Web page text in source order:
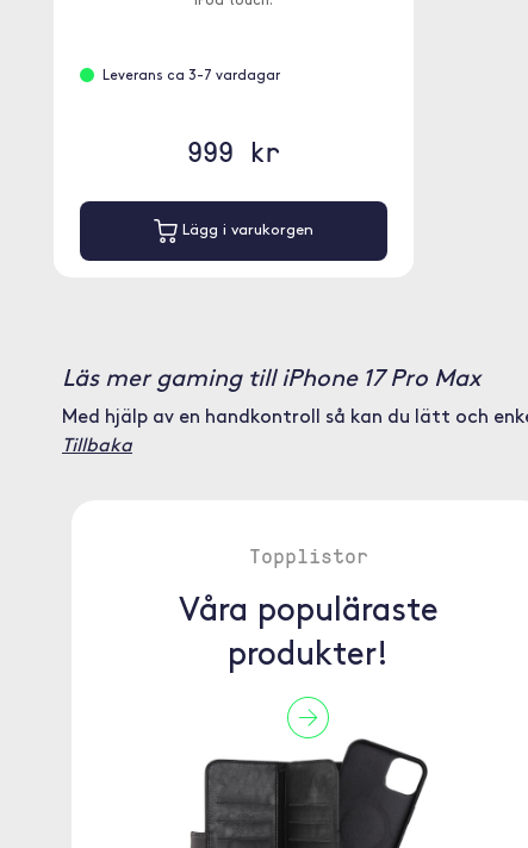
Leverans ca 3-7 vardagar
999 kr
Lägg i varukorgen
Läs mer gaming till iPhone 17 Pro Max
Med hjälp av en handkontroll så kan du lätt och
Tillbaka
Topplistor
Våra populäraste
produkter!